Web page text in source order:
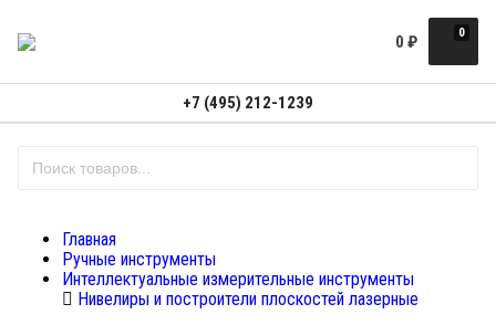
0
0 ₽
+7 (495) 212-1239
Главная
Ручные инструменты
Интеллектуальные измерительные инструменты
Нивелиры и построители плоскостей лазерные